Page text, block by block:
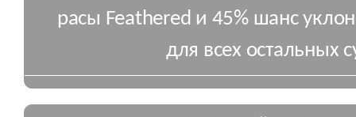
расы Feathered и 45% шанс
для всех остальных